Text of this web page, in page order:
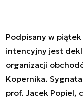
Podpisany w piątek
intencyjny jest
organizacji
Kopernika.
prof. Jacek Popiel,